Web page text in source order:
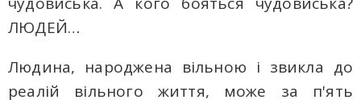
ЛЮДЕЙ…
Людина, народжена вільною і звикла до
реалій вільного життя, може за п'ять